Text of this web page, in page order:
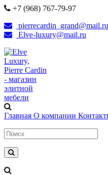
+7 (968) 767-79-97
pierrecardin_grand@mail.ru
Elve-luxury@mail.ru
Главная О компании